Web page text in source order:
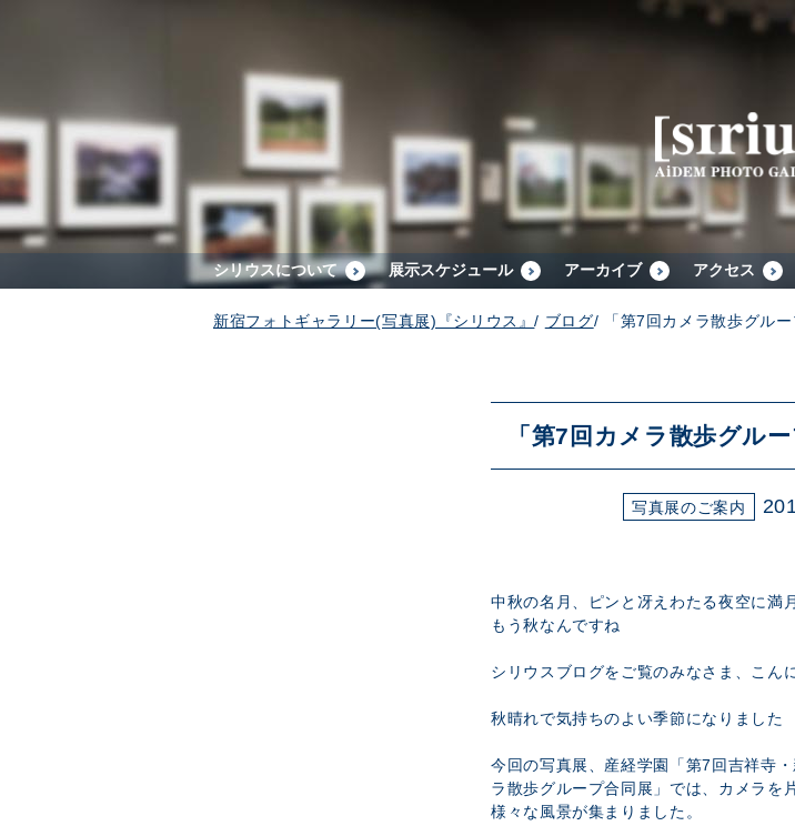
シリウスについて 展示スケジュール アーカイブ アクセス
新宿フォトギャラリー(写真展)『シリウス』/ ブログ/ 「第7回カメラ散歩グル
「第7回カメラ散歩グル
写真展のご案内
中秋の名月、ピンと冴えわたる夜空に満
もう秋なんですね
シリウスブログをご覧のみなさま、こん
秋晴れで気持ちのよい季節になりました
今回の写真展、産経学園「第7回吉祥寺
ラ散歩グループ合同展」では、カメラを
様々な風景が集まりました。
展示スケジュール
アーカイブ
ブログ
展示のお申し込み